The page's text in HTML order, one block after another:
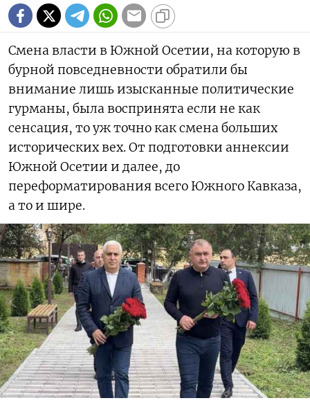
Смена власти в Южной Осетии, на которую в
бурной повседневности обратили бы
внимание лишь изысканные политические
гурманы, была воспринята если не как
сенсация, то уж точно как смена больших
исторических вех. От подготовки аннексии
Южной Осетии и далее, до
переформатирования всего Южного Кавказа,
а то и шире.